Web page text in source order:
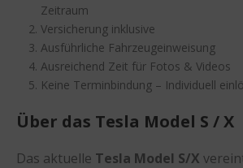
Zeitraum
Versicherung inklusive
Ausführliche Fahrzeugeinweisung
Ausreichend Zeit für Fotos & Videos
Keine Terminbindung – Individuell
Über das Tesla Model S / X
Das aktuelle Tesla Model S/X